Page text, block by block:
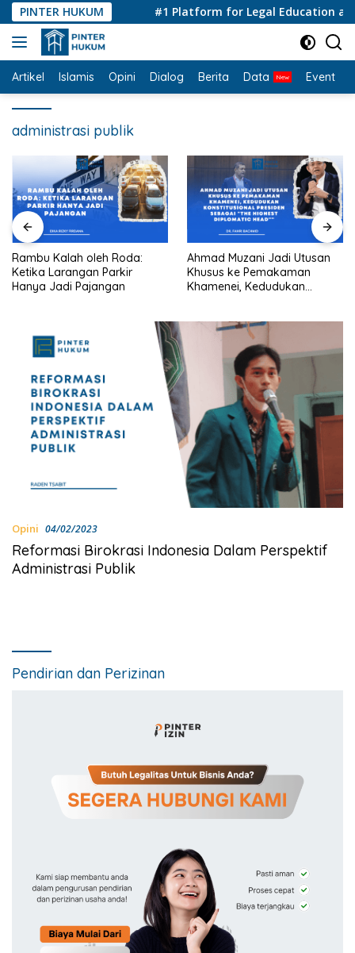
Langsung
ke
konten
PINTER HUKUM #1 Platform for Legal Education and
Artikel Islamis Opini Dialog Berita Data Event
administrasi publik
Rambu Kalah oleh Roda:
Ketika Larangan Parkir
Hanya Jadi Pajangan
Ahmad Muzani Jadi Utusan
Khusus ke Pemakaman
Khamenei, Kedudukan
diplomatic head””
Opini 04/02/2023
Reformasi Birokrasi Indonesia Dalam Perspektif
Administrasi Publik
Pendirian dan Perizinan